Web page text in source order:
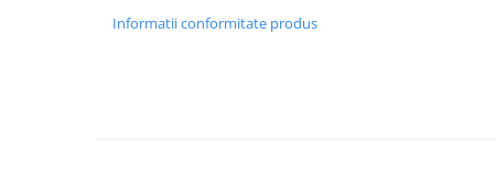
Informatii conformitate produs